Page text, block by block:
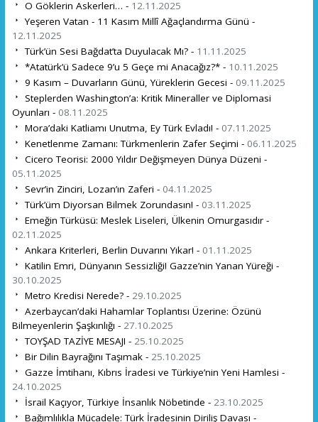
O Göklerin Askerleri… - 12.11.2025
Yeşeren Vatan - 11 Kasım Millî Ağaçlandırma Günü -
12.11.2025
Türk’ün Sesi Bağdat’ta Duyulacak Mı? - 11.11.2025
*Atatürk’ü Sadece 9’u 5 Geçe mi Anacağız?* - 10.11.2025
9 Kasım – Duvarların Günü, Yüreklerin Gecesi - 09.11.2025
Steplerden Washington’a: Kritik Mineraller ve Diplomasi
Oyunları - 08.11.2025
Mora’daki Katliamı Unutma, Ey Türk Evladı! - 07.11.2025
Kenetlenme Zamanı: Türkmenlerin Zafer Seçimi - 06.11.2025
Cicero Teorisi: 2000 Yıldır Değişmeyen Dünya Düzeni -
05.11.2025
Sevr’in Zinciri, Lozan’ın Zaferi - 04.11.2025
Türk’üm Diyorsan Bilmek Zorundasın! - 03.11.2025
Emeğin Türküsü: Meslek Liseleri, Ülkenin Omurgasıdır -
02.11.2025
Ankara Kriterleri, Berlin Duvarını Yıkar! - 01.11.2025
Katilin Emri, Dünyanın Sessizliği! Gazze’nin Yanan Yüreği -
30.10.2025
Metro Kredisi Nerede? - 29.10.2025
Azerbaycan’daki Hahamlar Toplantısı Üzerine: Özünü
Bilmeyenlerin Şaşkınlığı - 27.10.2025
TOYŞAD TAZİYE MESAJI - 25.10.2025
Bir Dilin Bayrağını Taşımak - 25.10.2025
Gazze İmtihanı, Kıbrıs İradesi ve Türkiye’nin Yeni Hamlesi -
24.10.2025
İsrail Kaçıyor, Türkiye İnsanlık Nöbetinde - 23.10.2025
Bağımlılıkla Mücadele: Türk İradesinin Diriliş Davası -